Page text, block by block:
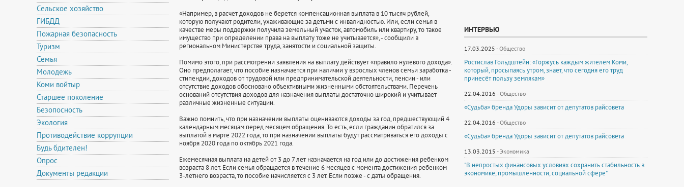
Сельское хозяйство
ГИБДД
Пожарная безопасность
Туризм
Семья
Молодежь
Коми войтыр
Старшее поколение
Безопосность
Экология
Противодействие коррупции
Будь бдителен!
Опрос
Документы редакции
«Например, в расчет доходов не берется компенсационная выплата в 10 тысяч рублей,
которую получают родители, ухаживающие за детьми с инвалидностью. Или, если семья в
качестве меры поддержки получила земельный участок, автомобиль или квартиру, то такое
имущество при определении права на выплату тоже не учитывается», - сообщили в
региональном Министерстве труда, занятости и социальной защиты.
Помимо этого, при рассмотрении заявления на выплату действует «правило нулевого дохода».
Оно предполагает, что пособие назначается при наличии у взрослых членов семьи заработка -
стипендии, доходов от трудовой или предпринимательской деятельности, пенсии - или
отсутствие доходов обосновано объективными жизненными обстоятельствами. Перечень
оснований отсутствия доходов для назначения выплаты достаточно широкий и учитывает
различные жизненные ситуации.
Важно помнить, что при назначении выплаты оцениваются доходы за год, предшествующий 4
календарным месяцам перед месяцем обращения. То есть, если гражданин обратился за
выплатой в марте 2022 года, то при назначении выплаты будут рассматриваться его доходы с
ноября 2020 года по октябрь 2021 года.
Ежемесячная выплата на детей от 3 до 7 лет назначается на год или до достижения ребенком
возраста 8 лет. Если семья обращается в течение 6 месяцев с момента достижения ребенком
3-летнего возраста, то пособие начисляется с 3 лет. Если позже - с даты обращения.
ИНТЕРВЬЮ
17.03.2025 -Общество
Ростислав Гольдштейн: «Горжусь каждым жителем Коми,
который, просыпаясь утром, знает, что сегодня его труд
принесёт пользу землякам»
22.04.2016 -Общество
«Судьба» бренда Удоры зависит от депутатов райсовета
22.04.2016 -Общество
«Судьба» бренда Удоры зависит от депутатов райсовета
13.03.2015 -Экономика
"В непростых финансовых условиях сохранить стабильность в
экономике, промышленности, социальной сфере"